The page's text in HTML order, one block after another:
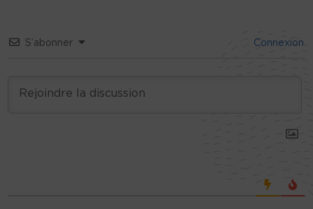
S’abonner Connexion